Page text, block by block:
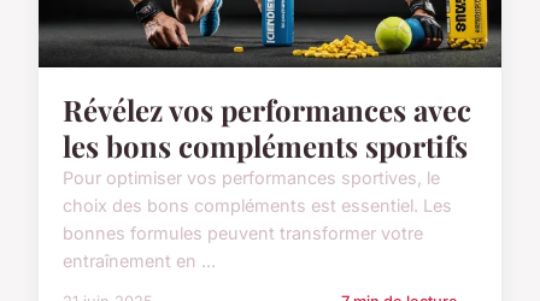
Révélez vos performances avec
les bons compléments sportifs
Pour optimiser vos performances sportives, le
choix des bons compléments est essentiel. Les
bonnes formules peuvent transformer votre
entraînement en ...